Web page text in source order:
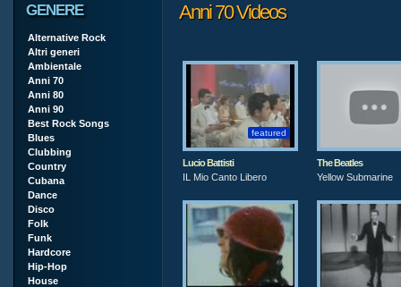
GENERE
Alternative Rock
Altri generi
Ambientale
Anni 70
Anni 80
Anni 90
Best Rock Songs
Blues
Clubbing
Country
Cubana
Dance
Disco
Folk
Funk
Hardcore
Hip-Hop
House
Anni 70 Videos
featured
Lucio Battisti
IL Mio Canto Libero
The Beatles
Yellow Submarine